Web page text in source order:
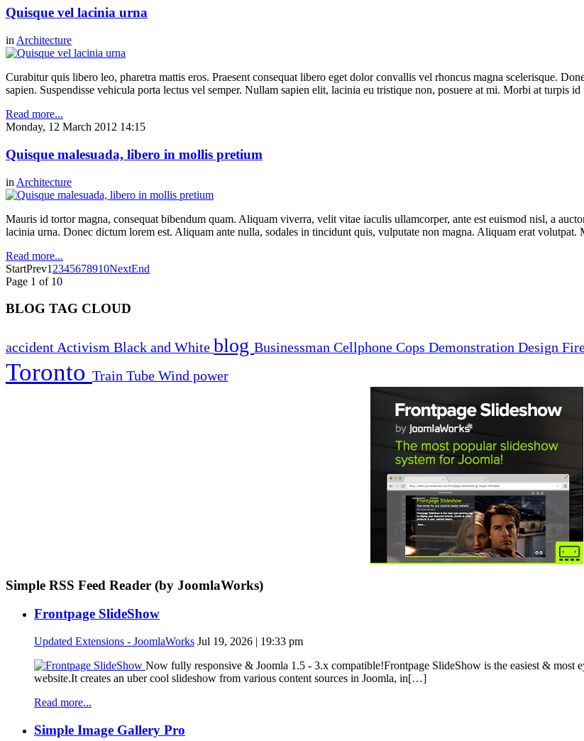
Quisque vel lacinia urna
in Architecture
Curabitur quis libero leo, pharetra mattis eros. Praesent consequat libero eget dolor convallis vel rhoncus magna scelerisque.
sapien. Suspendisse vehicula porta lectus vel semper. Nullam sapien elit, lacinia eu tristique non, posuere at mi. Morbi at turpis
Read more...
Monday, 12 March 2012 14:15
Quisque malesuada, libero in mollis pretium
in Architecture
Mauris id tortor magna, consequat bibendum quam. Aliquam viverra, velit vitae iaculis ullamcorper, ante est euismod nisl, a
lacinia urna. Donec dictum lorem est. Aliquam ante nulla, sodales in tincidunt quis, vulputate non magna. Aliquam erat volutpat.
Read more...
StartPrev1 2345678910NextEnd
Page 1 of 10
BLOG TAG CLOUD
accident Activism Black and White blog Businessman Cellphone Cops Demonstration Design
Toronto Train Tube Wind power
Simple RSS Feed Reader (by JoomlaWorks)
Frontpage SlideShow
Updated Extensions - JoomlaWorks Jul 19, 2026 | 19:33 pm
Now fully responsive & Joomla 1.5 - 3.x compatible!Frontpage SlideShow is the easiest & most
website.It creates an uber cool slideshow from various content sources in Joomla, in[…]
Read more...
Simple Image Gallery Pro